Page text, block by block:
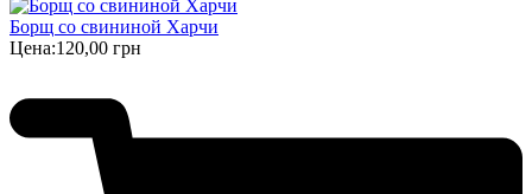
Борщ cо свининой Харчи
Цена:120,00 грн